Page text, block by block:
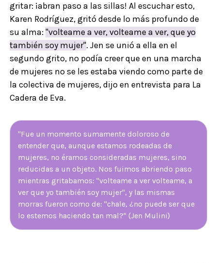
gritar: ¡abran paso a las sillas! Al escuchar esto,
Karen Rodríguez, gritó desde lo más profundo de
su alma: "volteame a ver, volteame a ver, que yo
también soy mujer". Jen se unió a ella en el
segundo grito, no podía creer que en una marcha
de mujeres no se les estaba viendo como parte de
la colectiva de mujeres, dijo en entrevista para La
Cadera de Eva.
"Fue un momento sumamente doloroso de
entender que, aunque estamos rodeadas de
mujeres, no éramos consideradas mujeres, sino
reducidas a un objeto. Nos fuimos abriendo paso
mientras gritabamos: "volteame a ver volteame, a
ver que yo también soy mujer", y las mismas
morras fueron como de: "chale, ¿no puede ser que
lo estemos haciendo tan mal?" (Jen Mulini)